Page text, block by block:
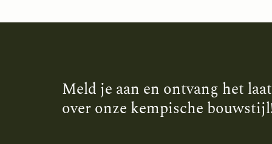
Meld je aan en ontvang het
over onze kempische